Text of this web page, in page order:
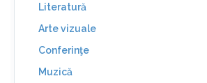
Literatură
Arte vizuale
Conferinţe
Muzică